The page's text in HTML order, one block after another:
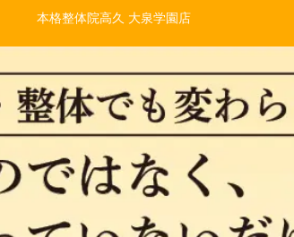
本格整体院高久 大泉学園店